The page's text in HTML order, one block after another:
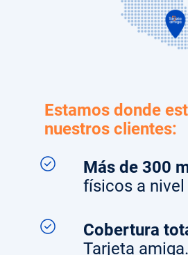
Estamos donde
nuestros clientes:
Más de 300
físicos a
Cobertura
Tarjeta amiga.